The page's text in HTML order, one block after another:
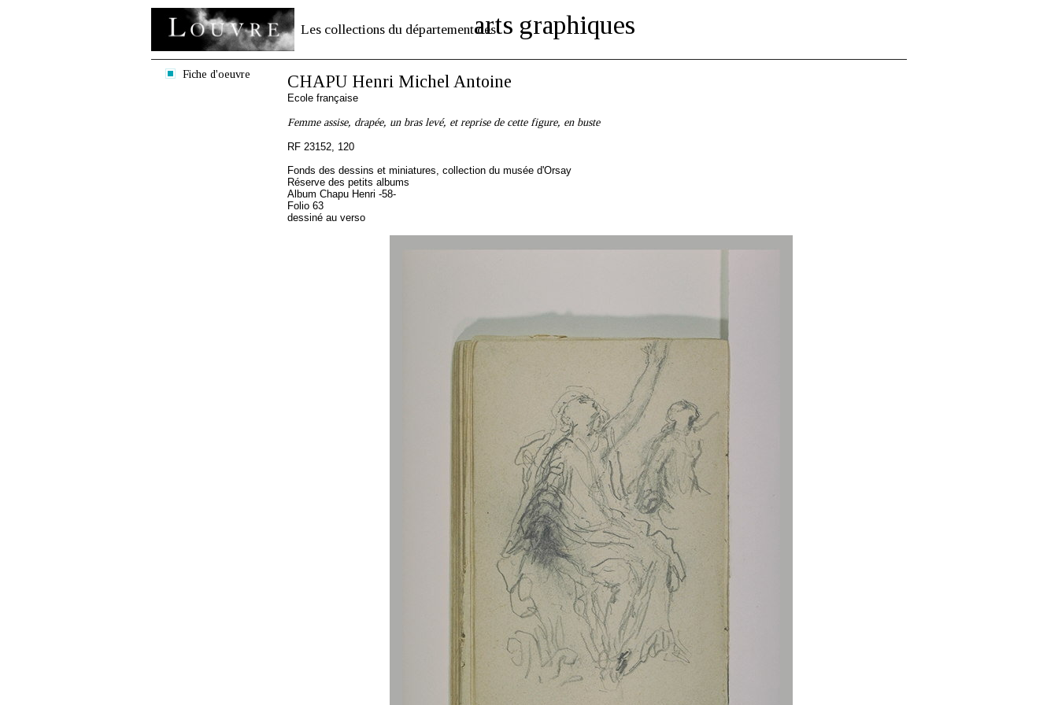
Les collections du département desarts graphiques
Fiche d'oeuvre CHAPU Henri Michel Antoine
Ecole française
Femme assise, drapée, un bras levé, et reprise de cette figure, en buste
RF 23152, 120
Fonds des dessins et miniatures, collection du musée d'Orsay
Réserve des petits albums
Album Chapu Henri -58-
Folio 63
dessiné au verso